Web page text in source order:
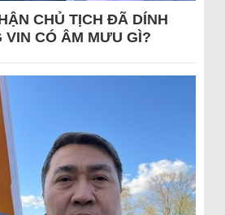
CHỦ TỊCH ĐÃ DÍNH
VIN CÓ ÂM MƯU GÌ?